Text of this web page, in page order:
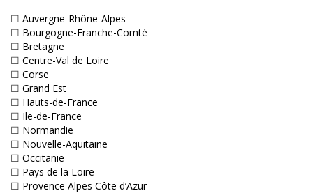
☐ Auvergne-Rhône-Alpes
☐ Bourgogne-Franche-Comté
☐ Bretagne
☐ Centre-Val de Loire
☐ Corse
☐ Grand Est
☐ Hauts-de-France
☐ Ile-de-France
☐ Normandie
☐ Nouvelle-Aquitaine
☐ Occitanie
☐ Pays de la Loire
☐ Provence Alpes Côte d’Azur